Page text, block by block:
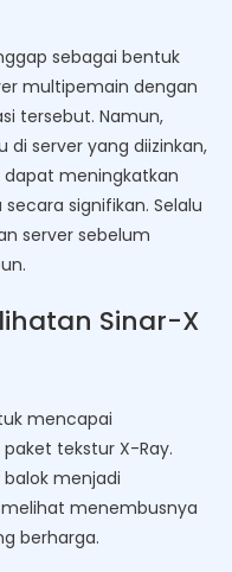
sebagai bentuk
multipemain dengan
tersebut. Namun,
server yang diizinkan,
meningkatkan
signifikan. Selalu
server sebelum
Sinar-X
mencapai
tekstur X-Ray.
menjadi
menembusnya
berharga.